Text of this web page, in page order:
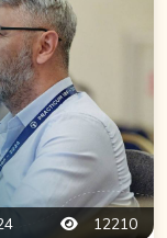
12210